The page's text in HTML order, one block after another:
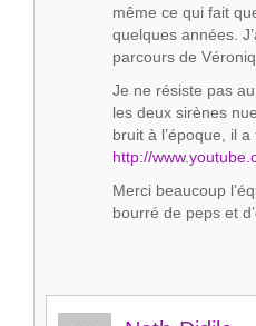
même ce qui fait
quelques années.
parcours de
Je ne résiste pas
les deux sirènes
bruit à l’époque, il
http://
Merci beaucoup
bourré de peps et